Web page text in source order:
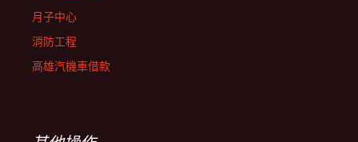
月子中心
消防工程
高雄汽機車借款